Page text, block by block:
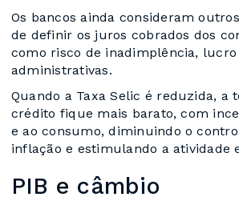
Os bancos ainda consideram
de definir os juros cobrados dos
como risco de inadimplência, lucro
administrativas.
Quando a Taxa Selic é reduzida, a
crédito fique mais barato, com
e ao consumo, diminuindo o
inflação e estimulando a atividade
PIB e câmbio